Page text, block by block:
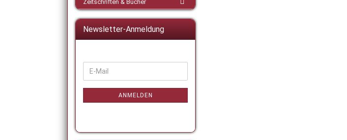
Zeitschriften & Bücher
Newsletter-Anmeldung
ZUR
ANMELDUNG
E-
Mail
ANMELDEN